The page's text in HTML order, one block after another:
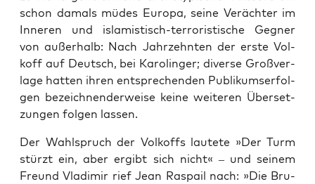
schon damals müdes Eu­ropa, sei­ne Ver­äch­ter im
Inne­ren und isla­mis­tisch-ter­ro­ris­ti­sche Geg­ner
von außer­halb: Nach Jahr­zehn­ten der ers­te Vol­
koff auf Deutsch, bei Karo­lin­ger; diver­se Groß­ver­
la­ge hat­ten ihren ent­spre­chen­den Publi­kums­er­fol­
gen bezeich­nen­der­wei­se kei­ne wei­te­ren Über­set­
zun­gen fol­gen lassen.
Der Wahl­spruch der Vol­koffs lau­te­te »Der Turm
stürzt ein, aber ergibt sich nicht« – und sei­nem
Freund Vla­di­mir rief Jean Ras­pail nach: »Die Bru­